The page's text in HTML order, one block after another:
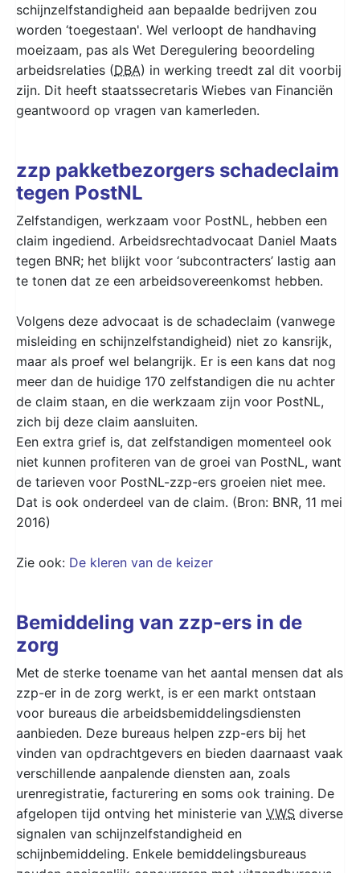
schijnzelfstandigheid aan bepaalde bedrijven zou
worden ‘toegestaan'. Wel verloopt de handhaving
moeizaam, pas als Wet Deregulering beoordeling
arbeidsrelaties (DBA) in werking treedt zal dit voorbij
zijn. Dit heeft staatssecretaris Wiebes van Financiën
geantwoord op vragen van kamerleden.
zzp pakketbezorgers schadeclaim
tegen PostNL
Zelfstandigen, werkzaam voor PostNL, hebben een
claim ingediend. Arbeidsrechtadvocaat Daniel Maats
tegen BNR; het blijkt voor ‘subcontracters’ lastig aan
te tonen dat ze een arbeidsovereenkomst hebben.
Volgens deze advocaat is de schadeclaim (vanwege
misleiding en schijnzelfstandigheid) niet zo kansrijk,
maar als proef wel belangrijk. Er is een kans dat nog
meer dan de huidige 170 zelfstandigen die nu achter
de claim staan, en die werkzaam zijn voor PostNL,
zich bij deze claim aansluiten.
Een extra grief is, dat zelfstandigen momenteel ook
niet kunnen profiteren van de groei van PostNL, want
de tarieven voor PostNL-zzp-ers groeien niet mee.
Dat is ook onderdeel van de claim. (Bron: BNR, 11 mei
2016)
Zie ook: De kleren van de keizer
Bemiddeling van zzp-ers in de
zorg
Met de sterke toename van het aantal mensen dat als
zzp-er in de zorg werkt, is er een markt ontstaan
voor bureaus die arbeidsbemiddelingsdiensten
aanbieden. Deze bureaus helpen zzp-ers bij het
vinden van opdrachtgevers en bieden daarnaast vaak
verschillende aanpalende diensten aan, zoals
urenregistratie, facturering en soms ook training. De
afgelopen tijd ontving het ministerie van VWS diverse
signalen van schijnzelfstandigheid en
schijnbemiddeling. Enkele bemiddelingsbureaus